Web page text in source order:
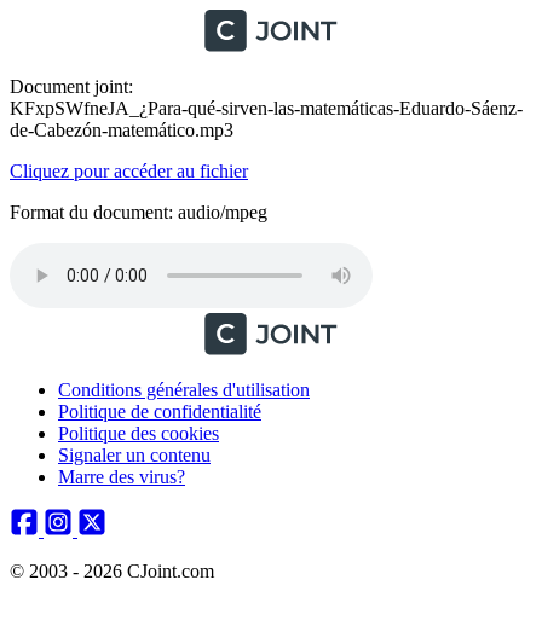
Document joint:
KFxpSWfneJA_¿Para-qué-sirven-las-matemáticas-Eduardo-Sáenz-
de-Cabezón-matemático.mp3
Cliquez pour accéder au fichier
Format du document: audio/mpeg
Conditions générales d'utilisation
Politique de confidentialité
Politique des cookies
Signaler un contenu
Marre des virus?
© 2003 - 2026 CJoint.com